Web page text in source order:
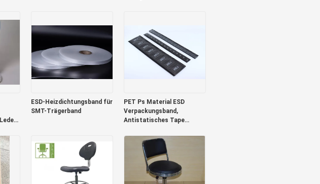
ESD-Heizdichtungsband für
SMT-Trägerband
PET Ps Material ESD
Verpackungsband,
Antistatisches Tape